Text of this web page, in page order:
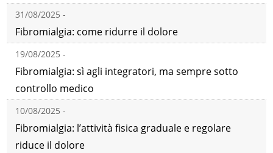
31/08/2025 -
Fibromialgia: come ridurre il dolore
19/08/2025 -
Fibromialgia: sì agli integratori, ma sempre sotto
controllo medico
10/08/2025 -
Fibromialgia: l’attività fisica graduale e regolare
riduce il dolore